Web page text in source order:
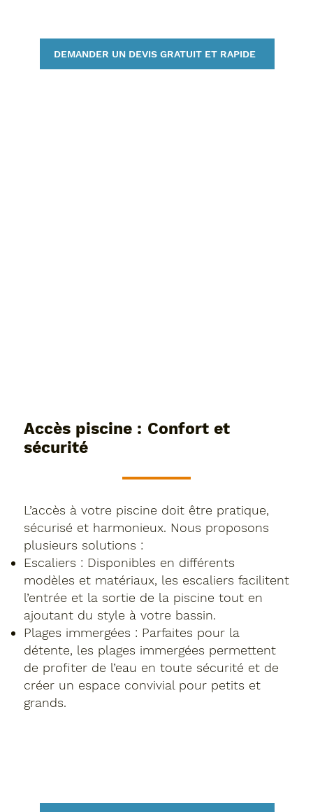
DEMANDER UN DEVIS GRATUIT ET RAPIDE
Accès piscine : Confort et
sécurité
L’accès à votre piscine doit être pratique,
sécurisé et harmonieux. Nous proposons
plusieurs solutions :
Escaliers : Disponibles en différents
modèles et matériaux, les escaliers facilitent
l’entrée et la sortie de la piscine tout en
ajoutant du style à votre bassin.
Plages immergées : Parfaites pour la
détente, les plages immergées permettent
de profiter de l’eau en toute sécurité et de
créer un espace convivial pour petits et
grands.